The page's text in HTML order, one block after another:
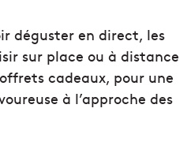
déguster en direct, les
sur place ou à distance
cadeaux, pour une
à l’approche des